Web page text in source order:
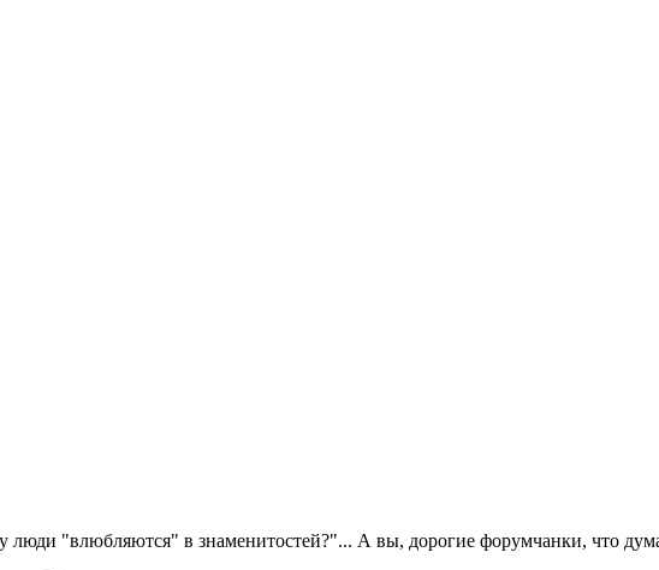
люди "влюбляются" в знаменитостей?"... А вы, дорогие форумчанки, что